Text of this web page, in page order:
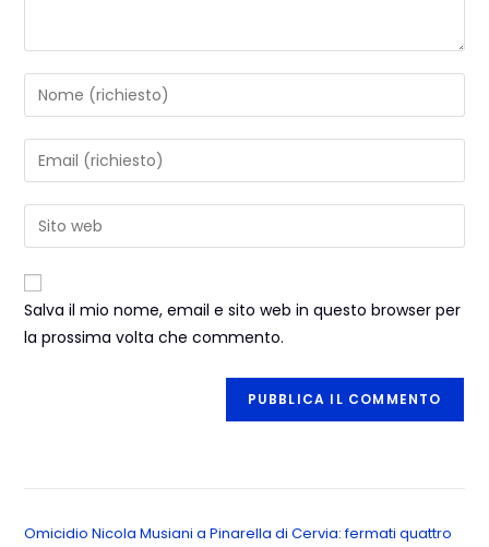
Salva il mio nome, email e sito web in questo browser per
la prossima volta che commento.
Omicidio Nicola Musiani a Pinarella di Cervia: fermati quattro